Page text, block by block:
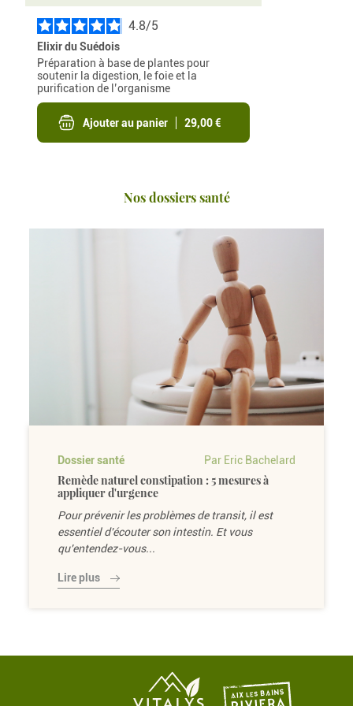
4.8/
Elixir du Suédois
Préparation à base de plantes pour
soutenir la digestion, le foie et la
purification de l’organisme
Ajouter au panier 29,00 €
Nos dossiers santé
Dossier santé Par Eric Bachelard
Remède naturel constipation : 5 mesures à
appliquer d'urgence
Pour prévenir les problèmes de transit, il est
essentiel d'écouter son intestin. Et vous
qu'entendez-vous...
Lire plus